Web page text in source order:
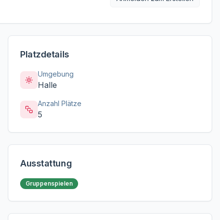
Platzdetails
Umgebung
Halle
Anzahl Plätze
5
Ausstattung
Gruppenspielen